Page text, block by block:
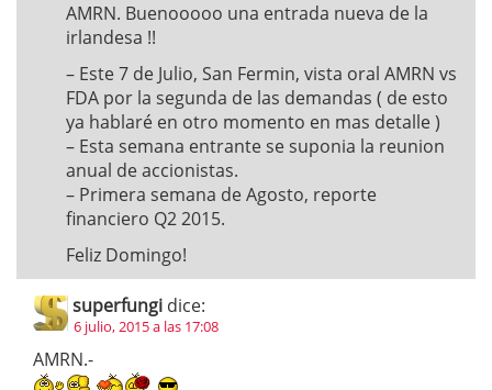
AMRN. Buenooooo una entrada nueva de la
irlandesa !!
– Este 7 de Julio, San Fermin, vista oral AMRN vs
FDA por la segunda de las demandas ( de esto
ya hablaré en otro momento en mas detalle )
– Esta semana entrante se suponia la reunion
anual de accionistas.
– Primera semana de Agosto, reporte
financiero Q2 2015.
Feliz Domingo!
superfungi dice:
6 julio, 2015 a las 17:08
AMRN.-